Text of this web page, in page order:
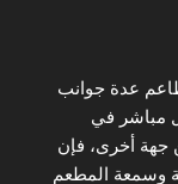
عدة جوانب
مباشر في
جهة أخرى، فإن
وسمعة المطعم